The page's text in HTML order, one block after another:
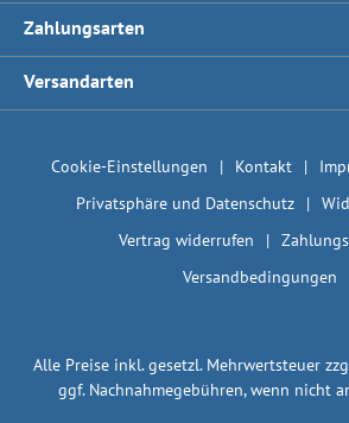
Zahlungsarten
Versandarten
Cookie-Einstellungen Kontakt
Privatsphäre und Datenschutz
Vertrag widerrufen
Versandbedingungen
Alle Preise inkl. gesetzl. Mehrwertsteuer
ggf. Nachnahmegebühren, wenn nicht